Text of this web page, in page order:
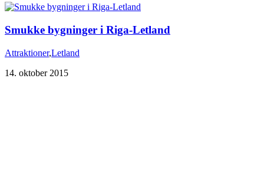
Smukke bygninger i Riga-Letland
Attraktioner,Letland
14. oktober 2015